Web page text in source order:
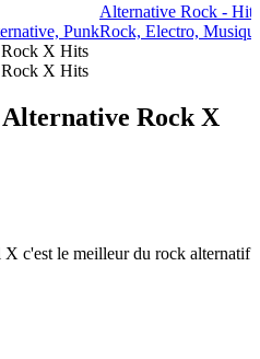
Punk
Alternative Rock -
Rock, Electro,
X Hits
X Hits
Rock X
c'est le meilleur du rock alternatif